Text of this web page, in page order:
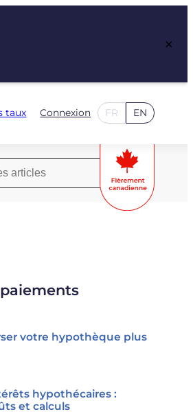
×
taux Connexion FR EN
votre hypothèque plus
hypothécaires :
et calculs